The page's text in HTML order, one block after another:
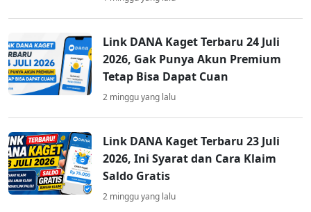
Link DANA Kaget Terbaru 24 Juli
2026, Gak Punya Akun Premium
Tetap Bisa Dapat Cuan
2 minggu yang lalu
Link DANA Kaget Terbaru 23 Juli
2026, Ini Syarat dan Cara Klaim
Saldo Gratis
2 minggu yang lalu